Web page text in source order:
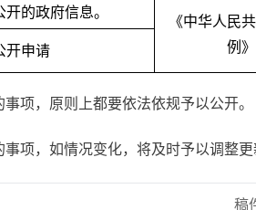
的政府信息。
《中华人民
例
开申请
依法依规予以公开。
将及时予以调整更新
稿